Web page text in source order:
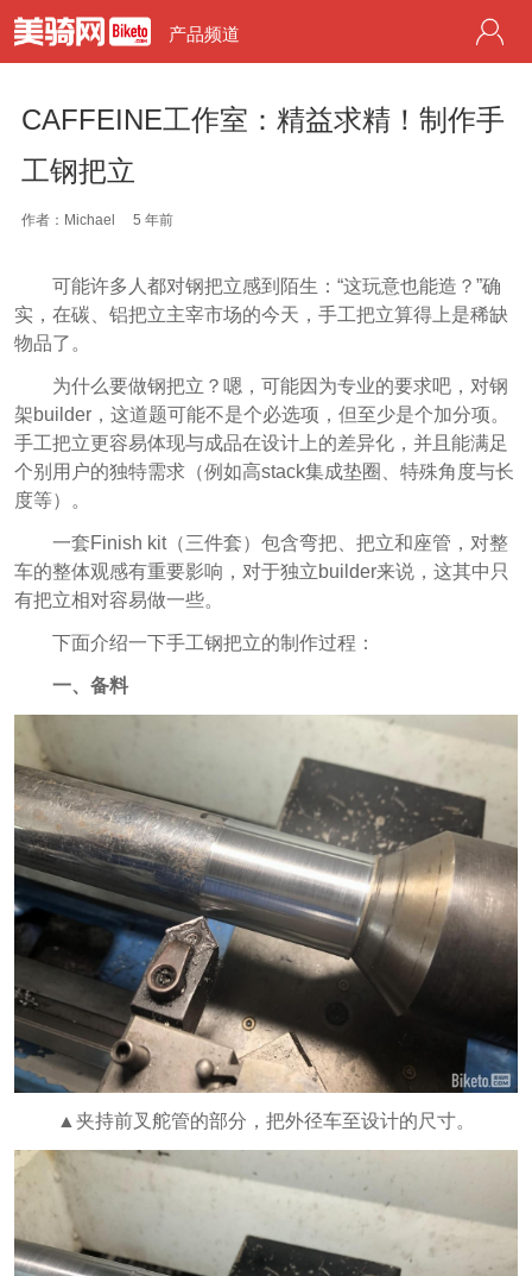
产品频道
CAFFEINE工作室：精益求精！制作手
工钢把立
作者：Michael 5 年前
可能许多人都对钢把立感到陌生：“这玩意也能造？”确
实，在碳、铝把立主宰市场的今天，手工把立算得上是稀缺
物品了。
为什么要做钢把立？嗯，可能因为专业的要求吧，对钢
架builder，这道题可能不是个必选项，但至少是个加分项。
手工把立更容易体现与成品在设计上的差异化，并且能满足
个别用户的独特需求（例如高stack集成垫圈、特殊角度与长
度等）。
一套Finish kit（三件套）包含弯把、把立和座管，对整
车的整体观感有重要影响，对于独立builder来说，这其中只
有把立相对容易做一些。
下面介绍一下手工钢把立的制作过程：
一、备料
▲夹持前叉舵管的部分，把外径车至设计的尺寸。